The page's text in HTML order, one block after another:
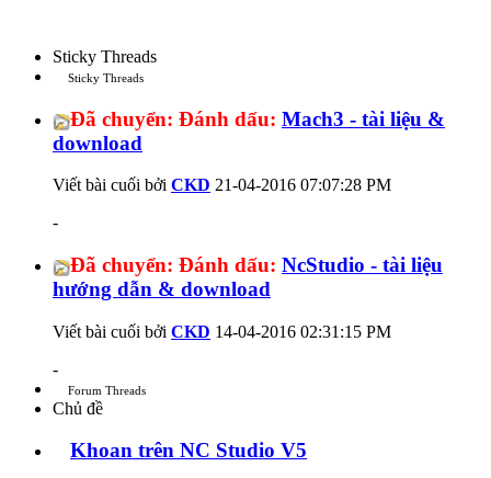
Sticky Threads
Sticky Threads
Đã chuyển: Đánh dấu: Mach3 - tài liệu &
download
Viết bài cuối bởi CKD 21-04-2016 07:07:28 PM
-
Đã chuyển: Đánh dấu: NcStudio - tài liệu
hướng dẫn & download
Viết bài cuối bởi CKD 14-04-2016 02:31:15 PM
-
Forum Threads
Chủ đề
Khoan trên NC Studio V5